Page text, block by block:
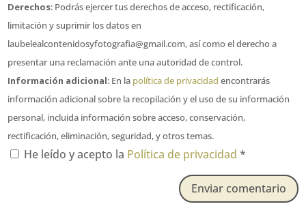
Derechos: Podrás ejercer tus derechos de acceso, rectificación,
limitación y suprimir los datos en
laubelealcontenidosyfotografia@gmail.com, así como el derecho a
presentar una reclamación ante una autoridad de control.
Información adicional: En la política de privacidad encontrarás
información adicional sobre la recopilación y el uso de su información
personal, incluida información sobre acceso, conservación,
rectificación, eliminación, seguridad, y otros temas.
He leído y acepto la Política de privacidad*
Enviar comentario